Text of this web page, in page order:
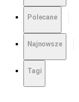
Polecane
Najnowsze
Tagi